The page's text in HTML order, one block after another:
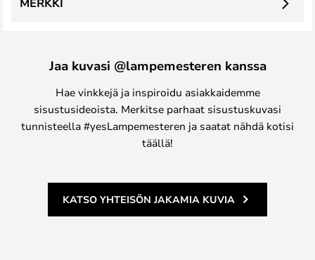
Jaa kuvasi @lampemesteren kanssa
Hae vinkkejä ja inspiroidu asiakkaidemme
sisustusideoista. Merkitse parhaat sisustuskuvasi
tunnisteella #yesLampemesteren ja saatat nähdä kotisi
täällä!
KATSO YHTEISÖN JAKAMIA KUVIA